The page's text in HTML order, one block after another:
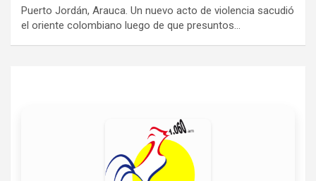
Puerto Jordán, Arauca. Un nuevo acto de violencia sacudió
el oriente colombiano luego de que presuntos…